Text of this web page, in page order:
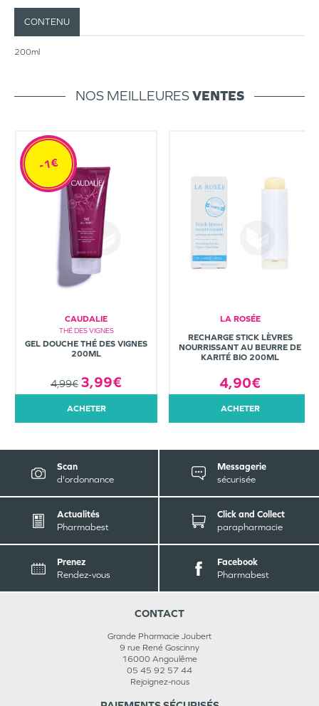
CONTENU
200ml
NOS MEILLEURESVENTES
CAUDALIE
THÉ DES VIGNES
GEL DOUCHE THÉ DES VIGNES
200ML
4,99€ 3,99€
-1€
ACHETER
LA ROSÉE
RECHARGE STICK LÈVRES
NOURRISSANT AU BEURRE DE
KARITÉ BIO 200ML
4,90€
ACHETER
Scan
d'ordonnance
Messagerie
sécurisée
Actualités
Pharmabest
Click and Collect
parapharmacie
Prenez
Rendez-vous
Facebook
Pharmabest
CONTACT
Grande Pharmacie Joubert
9 rue René Goscinny
16000 Angoulême
05 45 92 57 44
Rejoignez-nous